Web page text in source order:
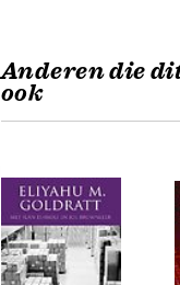
Anderen die
ook